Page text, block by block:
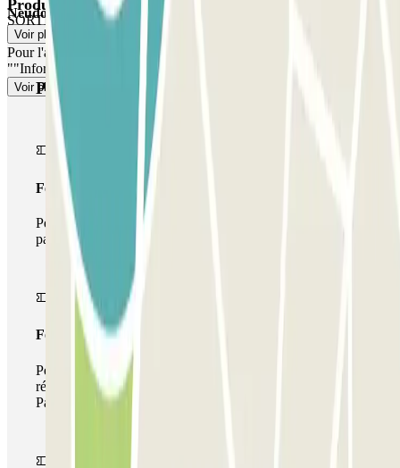
Neudorf Sud - Bâle
a à offrir."
Voir plus
SORTIE PIÉTONNE
Pour l'accès des piétons, veuillez consulter notre section
""Informations importantes"".
Voir plus
Produits Parclick
Produits Parclick
Forfait Simple
Pendant votre séjour, vous ne pourrez entrer et sortir du
parking qu'une seule fois
Forfait de stationnement multiple
Pendant votre séjour, vous pouvez utiliser l'ensemble du
réseau de parkings de cet opérateur disponible sur
Parclick.